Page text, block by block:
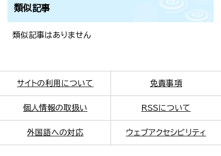
類似記事
類似記事はありません
サイトの利用について 免責事項
個人情報の取扱い RSSについて
外国語への対応 ウェブアクセシビリティ